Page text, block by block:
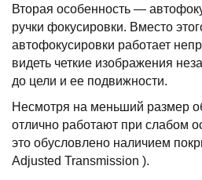
Вторая особенность —
ручки фокусировки. Вместо
автофокусировки работает
видеть четкие изображения
до цели и ее подвижности.
Несмотря на меньший размер
отлично работают при слабом
это обусловлено наличием
Adjusted Transmission ).